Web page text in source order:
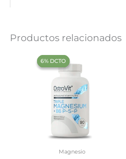
Productos relacionados
‍6% DCTO‍‍
‍6% DCTO‍‍
Magnesio